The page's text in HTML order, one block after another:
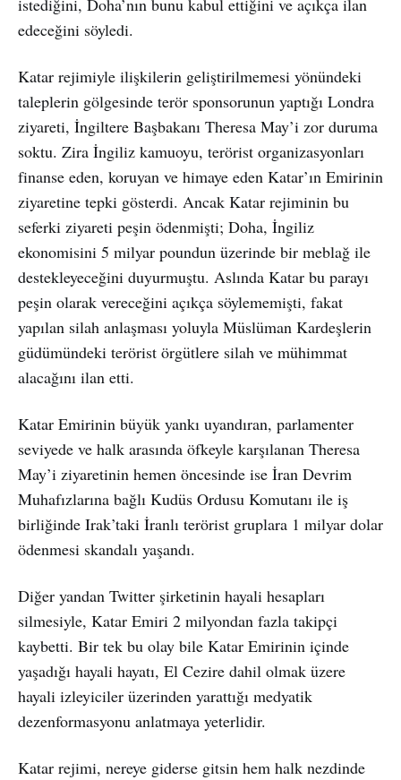
istediğini, Doha’nın bunu kabul ettiğini ve açıkça ilan
edeceğini söyledi.
Katar rejimiyle ilişkilerin geliştirilmemesi yönündeki
taleplerin gölgesinde terör sponsorunun yaptığı Londra
ziyareti, İngiltere Başbakanı Theresa May’i zor duruma
soktu. Zira İngiliz kamuoyu, terörist organizasyonları
finanse eden, koruyan ve himaye eden Katar’ın Emirinin
ziyaretine tepki gösterdi. Ancak Katar rejiminin bu
seferki ziyareti peşin ödenmişti; Doha, İngiliz
ekonomisini 5 milyar poundun üzerinde bir meblağ ile
destekleyeceğini duyurmuştu. Aslında Katar bu parayı
peşin olarak vereceğini açıkça söylememişti, fakat
yapılan silah anlaşması yoluyla Müslüman Kardeşlerin
güdümündeki terörist örgütlere silah ve mühimmat
alacağını ilan etti.
Katar Emirinin büyük yankı uyandıran, parlamenter
seviyede ve halk arasında öfkeyle karşılanan Theresa
May’i ziyaretinin hemen öncesinde ise İran Devrim
Muhafızlarına bağlı Kudüs Ordusu Komutanı ile iş
birliğinde Irak’taki İranlı terörist gruplara 1 milyar dolar
ödenmesi skandalı yaşandı.
Diğer yandan Twitter şirketinin hayali hesapları
silmesiyle, Katar Emiri 2 milyondan fazla takipçi
kaybetti. Bir tek bu olay bile Katar Emirinin içinde
yaşadığı hayali hayatı, El Cezire dahil olmak üzere
hayali izleyiciler üzerinden yarattığı medyatik
dezenformasyonu anlatmaya yeterlidir.
Katar rejimi, nereye giderse gitsin hem halk nezdinde